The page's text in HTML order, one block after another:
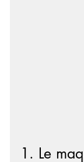
1. Le